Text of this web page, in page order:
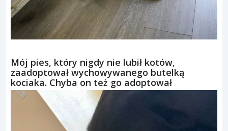
Mój pies, który nigdy nie lubił kotów,
zaadoptował wychowywanego butelką
kociaka. Chyba on też go adoptował